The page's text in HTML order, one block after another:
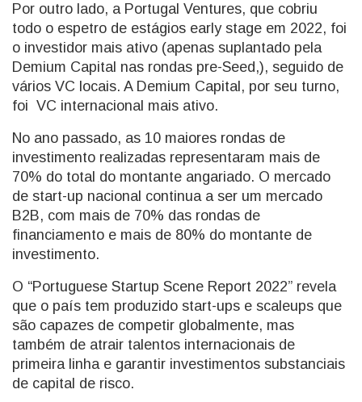
Por outro lado, a Portugal Ventures, que cobriu
todo o espetro de estágios early stage em 2022, foi
o investidor mais ativo (apenas suplantado pela
Demium Capital nas rondas pre-Seed,), seguido de
vários VC locais. A Demium Capital, por seu turno,
foi VC internacional mais ativo.
No ano passado, as 10 maiores rondas de
investimento realizadas representaram mais de
70% do total do montante angariado. O mercado
de start-up nacional continua a ser um mercado
B2B, com mais de 70% das rondas de
financiamento e mais de 80% do montante de
investimento.
O “Portuguese Startup Scene Report 2022” revela
que o país tem produzido start-ups e scaleups que
são capazes de competir globalmente, mas
também de atrair talentos internacionais de
primeira linha e garantir investimentos substanciais
de capital de risco.